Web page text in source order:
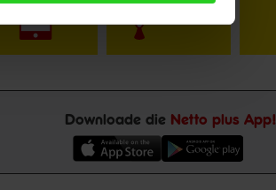
Downloade die Netto plus App!